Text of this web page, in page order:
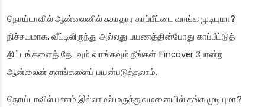
நொய்டாவில் ஆன்லைனில் சுகாதார காப்பீட்டை வாங்க முடியுமா?
நிச்சயமாக. வீட்டிலிருந்து அல்லது பயணத்தின்போது காப்பீட்டுத்
திட்டங்களைத் தேடவும் வாங்கவும் நீங்கள் Fincover போன்ற
ஆன்லைன் தளங்களைப் பயன்படுத்தலாம்.
நொய்டாவில் பணம் இல்லாமல் மருத்துவமனையில் தங்க முடியுமா?